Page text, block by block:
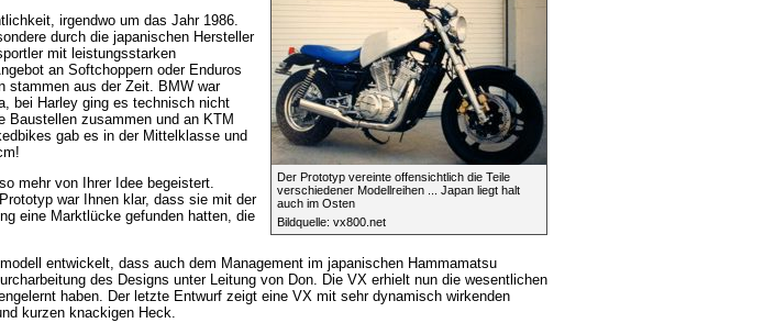
Der Prototyp vereinte offensichtlich die Teile
verschiedener Modellreihen ... Japan liegt halt
auch im Osten
Bildquelle: vx800.net
irgendwo um das Jahr 1986.
durch die japanischen Hersteller
mit leistungsstarken
an Softchoppern oder Enduros
stammen aus der Zeit. BMW war
bei Harley ging es technisch nicht
Baustellen zusammen und an KTM
gab es in der Mittelklasse und
mehr von Ihrer Idee begeistert.
war Ihnen klar, dass sie mit der
eine Marktlücke gefunden hatten, die
entwickelt, dass auch dem Management im japanischen Hammamatsu
des Designs unter Leitung von Don. Die VX erhielt nun die wesentlichen
haben. Der letzte Entwurf zeigt eine VX mit sehr dynamisch wirkenden
kurzen knackigen Heck.